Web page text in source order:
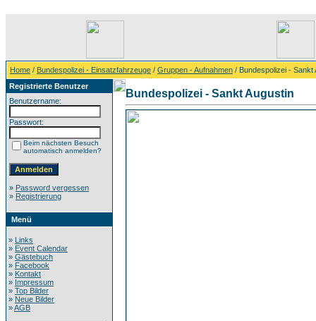
Home / Bundespolizei - Einsatzfahrzeuge / Gruppen - Aufnahmen / Bundespolizei - Sankt
Registrierte Benutzer
Benutzername:
Passwort:
Beim nächsten Besuch
automatisch anmelden?
» Password vergessen
» Registrierung
Menü
» Links
» Event Calendar
» Gästebuch
» Facebook
» Kontakt
» Impressum
» Top Bilder
» Neue Bilder
»AGB
Bundespolizei - Sankt Augustin